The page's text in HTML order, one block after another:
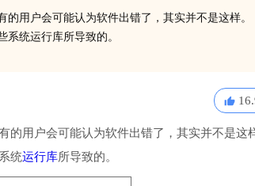
用户会可能认为软件出错了，其实并不是这样。
统运行库所导致的。
的用户会可能认为软件出错了，其实并不是这
统运行库所导致的。